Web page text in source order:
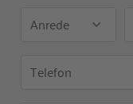
Anrede
Telefon